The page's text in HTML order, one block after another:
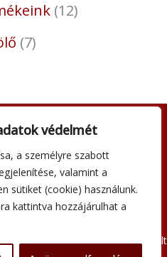
védelmét
a személyre szabott
valamint a
sütiket (cookie) használunk.
kattintva hozzájárulhat a
12
7
tájékoztató
feltételek
információk
Atanáz Könyv- és Kegytárgybolt